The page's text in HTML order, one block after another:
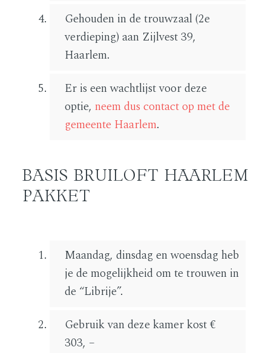
Gehouden in de trouwzaal (2e
verdieping) aan Zijlvest 39,
Haarlem.
Er is een wachtlijst voor deze
optie,neem dus contact op met de
gemeente Haarlem.
BASIS BRUILOFT HAARLEM
PAKKET
Maandag, dinsdag en woensdag heb
je de mogelijkheid om te trouwen in
de “Librije”.
Gebruik van deze kamer kost €
303, –